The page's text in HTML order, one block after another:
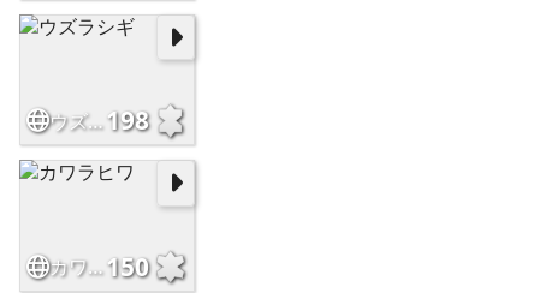
ウズラシギ198
カワラヒワ150